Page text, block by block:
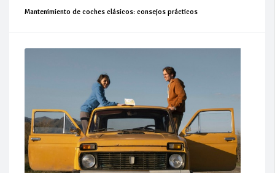
Mantenimiento de coches clásicos: consejos prácticos